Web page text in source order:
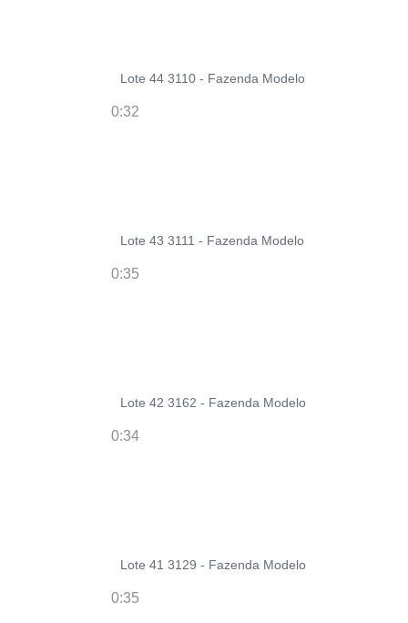
Lote 44 3110 - Fazenda Modelo
0:32
Lote 43 3111 - Fazenda Modelo
0:35
Lote 42 3162 - Fazenda Modelo
0:34
Lote 41 3129 - Fazenda Modelo
0:35